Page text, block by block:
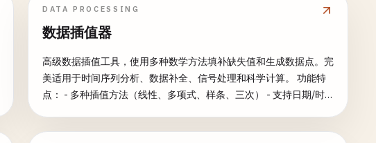
DATA PROCESSING
数据插值器
高级数据插值工具，使用多种数学方法填补缺失值和生成数据点。完
美适用于时间序列分析、数据补全、信号处理和科学计算。 功能特
点： - 多种插值方法（线性、多项式、样条、三次） - 支持日期/时